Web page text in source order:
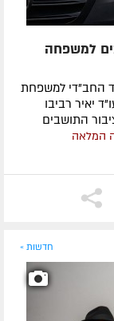
למשפחה
החב"די למשפחת
יאיר רביבו
התושבים
המלאה
חדשות »